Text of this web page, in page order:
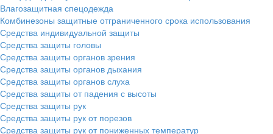
Влагозащитная спецодежда
Комбинезоны защитные отграниченного срока использования
Средства индивидуальной защиты
Средства защиты головы
Средства защиты органов зрения
Средства защиты органов дыхания
Средства защиты органов слуха
Средства защиты от падения с высоты
Средства защиты рук
Средства защиты рук от порезов
Средства защиты рук от пониженных температур